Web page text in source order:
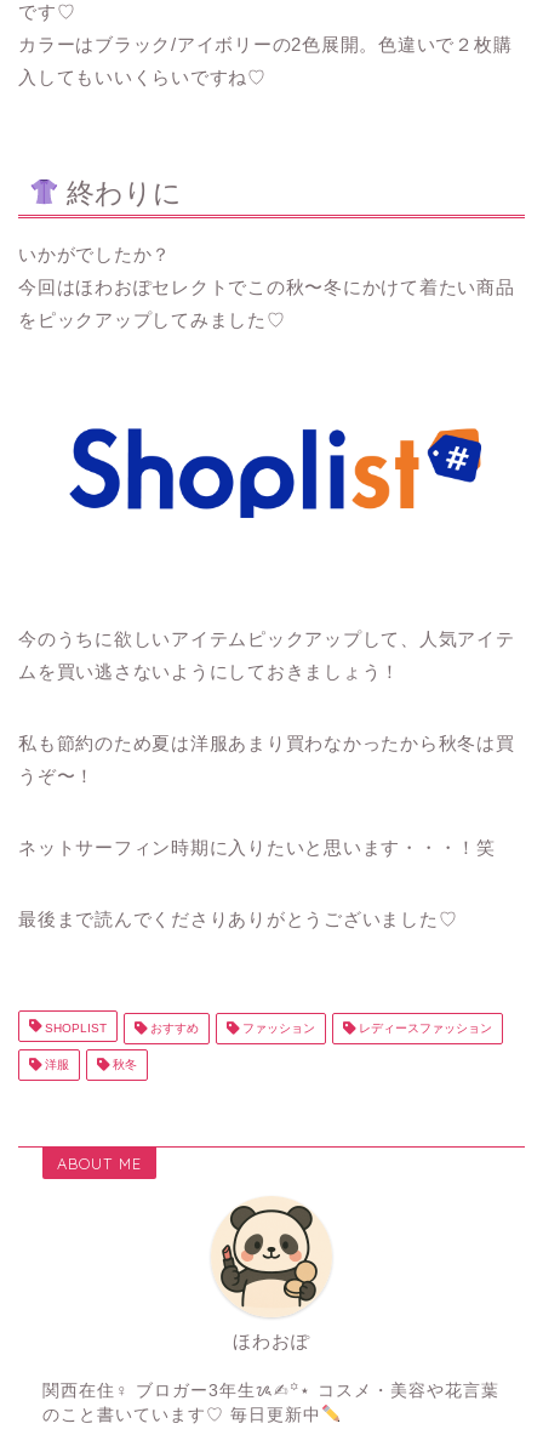
です♡
カラーはブラック/アイボリーの2色展開。色違いで２枚購
入してもいいくらいですね♡
終わりに
いかがでしたか？
今回はほわおぽセレクトでこの秋〜冬にかけて着たい商品
をピックアップしてみました♡
今のうちに欲しいアイテムピックアップして、人気アイテ
ムを買い逃さないようにしておきましょう！
私も節約のため夏は洋服あまり買わなかったから秋冬は買
うぞ〜！
ネットサーフィン時期に入りたいと思います・・・！笑
最後まで読んでくださりありがとうございました♡
SHOPLIST おすすめ ファッション レディースファッション
洋服 秋冬
ABOUT ME
ほわおぽ
関西在住♀ ブロガー3年生ᝰ✍︎꙳⋆ コスメ・美容や花言葉
のこと書いています♡ 毎日更新中